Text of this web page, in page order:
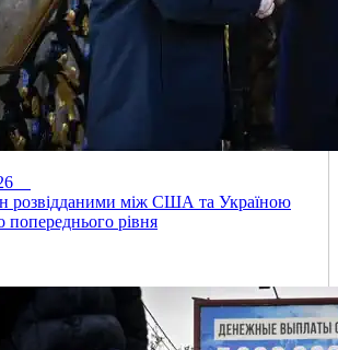
розвідданими між США та Україною
попереднього рівня